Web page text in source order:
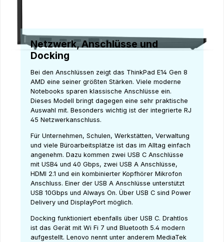
Netzwerk, Anschlüsse und
Docking
Bei den Anschlüssen zeigt das ThinkPad E14 Gen 8
AMD eine seiner größten Stärken. Viele moderne
Notebooks sparen klassische Anschlüsse ein.
Dieses Modell bringt dagegen eine sehr praktische
Auswahl mit. Besonders wichtig ist der integrierte RJ
45 Netzwerkanschluss.
Für Unternehmen, Schulen, Werkstätten, Verwaltung
und viele Büroarbeitsplätze ist das im Alltag einfach
angenehm. Dazu kommen zwei USB C Anschlüsse
mit USB4 und 40 Gbps, zwei USB A Anschlüsse,
HDMI 2.1 und ein kombinierter Kopfhörer Mikrofon
Anschluss. Einer der USB A Anschlüsse unterstützt
USB 10Gbps und Always On. Über USB C sind Power
Delivery und DisplayPort möglich.
Docking funktioniert ebenfalls über USB C. Drahtlos
ist das Gerät mit Wi Fi 7 und Bluetooth 5.4 modern
aufgestellt. Lenovo nennt unter anderem MediaTek